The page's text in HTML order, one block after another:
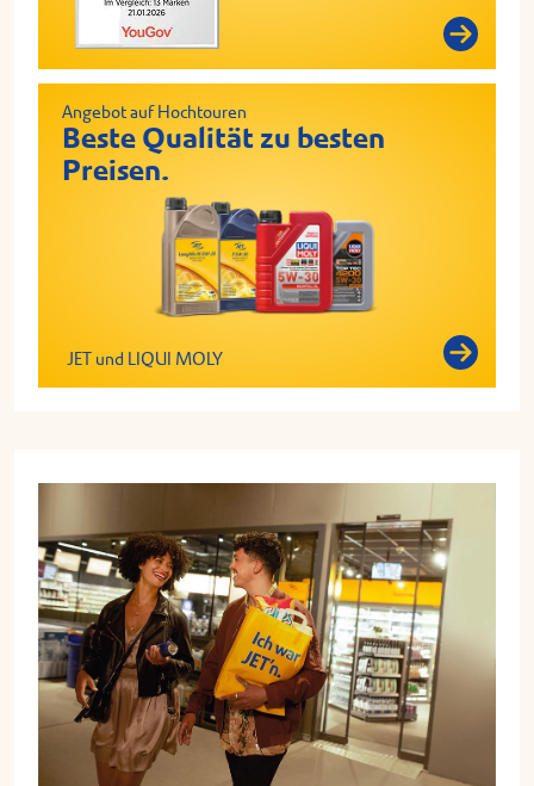
Angebot auf Hochtouren
Beste Qualität zu besten
Preisen.
JET und LIQUI MOLY